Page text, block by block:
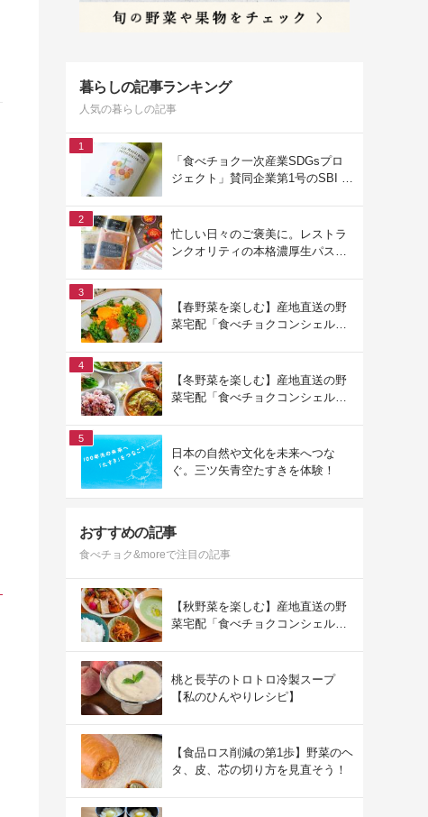
暮らしの記事ランキング
人気の暮らしの記事
1
「食べチョク一次産業SDGsプロ
ジェクト」賛同企業第1号のSBI F
2
忙しい日々のご褒美に。レストラ
ンクオリティの本格濃厚生パスタ
3
【春野菜を楽しむ】産地直送の野
菜宅配「食べチョクコンシェルジ
4
【冬野菜を楽しむ】産地直送の野
菜宅配「食べチョクコンシェルジ
5
日本の自然や文化を未来へつな
ぐ。三ツ矢青空たすきを体験！
おすすめの記事
食べチョク&moreで注目の記事
【秋野菜を楽しむ】産地直送の野
菜宅配「食べチョクコンシェルジ
桃と長芋のトロトロ冷製スープ
【私のひんやりレシピ】
【食品ロス削減の第1歩】野菜のヘ
タ、皮、芯の切り方を見直そう！